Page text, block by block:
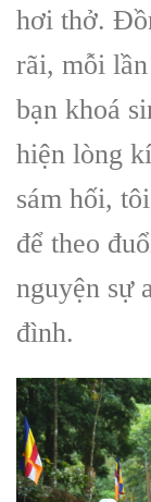
hơi thở.
rãi, mỗi
bạn khoá
hiện lòng
sám hối,
để theo
nguyện sự
đình.